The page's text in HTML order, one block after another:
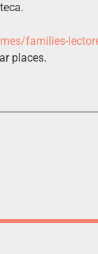
families-
places.